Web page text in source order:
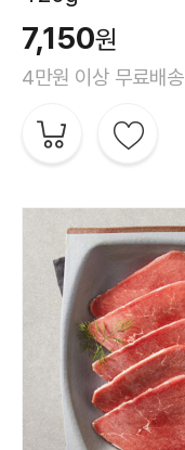
7,150원
4만원 이상 무료배송